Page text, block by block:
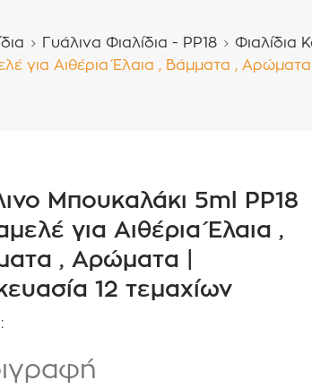
Γυάλινα Φιαλίδια - PP18
Φιαλίδια
για Αιθέρια Έλαια , Βάμματα ,
Μπουκαλάκι 5ml PP18
για Αιθέρια Έλαια ,
, Αρώματα |
12 τεμαχίων